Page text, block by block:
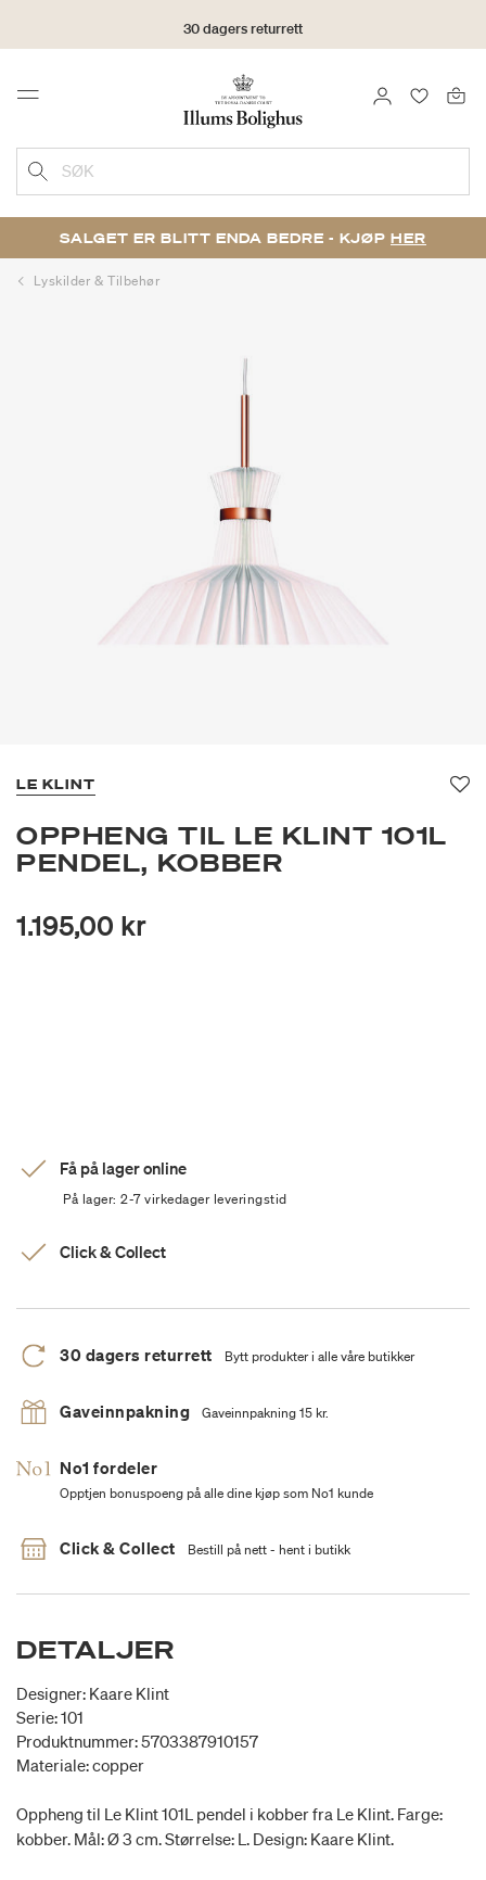
30 dagers returrett
Menu LOGG INN
SØK
SALGET ER BLITT ENDA BEDRE - KJØP HER
Lyskilder & Tilbehør
LE KLINT
OPPHENG TIL LE KLINT 101L
PENDEL, KOBBER
1.195,00 kr
Få på lager online
På lager: 2-7 virkedager leveringstid
Click & Collect
30 dagers returrett Bytt produkter i alle våre butikker
Gaveinnpakning Gaveinnpakning 15 kr.
No1 fordeler
Opptjen bonuspoeng på alle dine kjøp som No1 kunde
Click & Collect Bestill på nett - hent i butikk
DETALJER
Designer: Kaare Klint
Serie: 101
Produktnummer: 5703387910157
Materiale: copper
Oppheng til Le Klint 101L pendel i kobber fra Le Klint. Farge:
kobber. Mål: Ø 3 cm. Størrelse: L. Design: Kaare Klint.